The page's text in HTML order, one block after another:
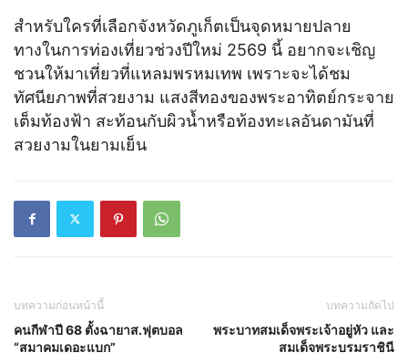
สำหรับใครที่เลือกจังหวัดภูเก็ตเป็นจุดหมายปลาย
ทางในการท่องเที่ยวช่วงปีใหม่ 2569 นี้ อยากจะเชิญ
ชวนให้มาเที่ยวที่แหลมพรหมเทพ เพราะจะได้ชม
ทัศนียภาพที่สวยงาม แสงสีทองของพระอาทิตย์กระจาย
เต็มท้องฟ้า สะท้อนกับผิวน้ำหรือท้องทะเลอันดามันที่
สวยงามในยามเย็น
บทความก่อนหน้านี้
คนกีฬาปี 68 ตั้งฉายาส.ฟุตบอล
“สมาคมเดอะแบก”
บทความถัดไป
พระบาทสมเด็จพระเจ้าอยู่หัว และ
สมเด็จพระบรมราชินี